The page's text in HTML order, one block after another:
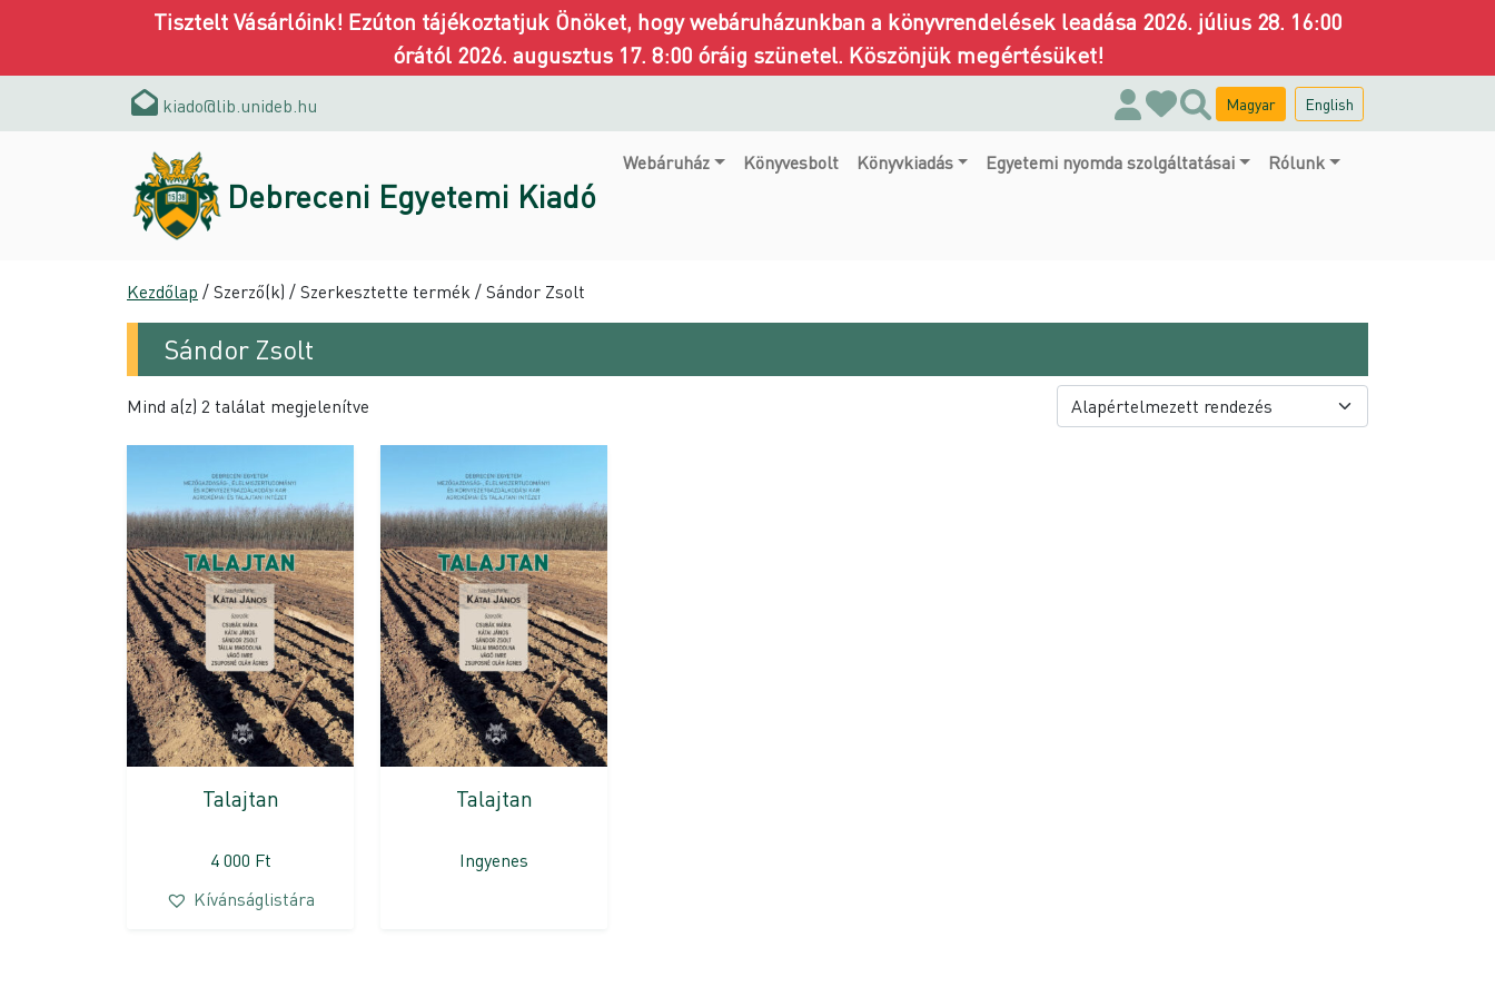
Tisztelt Vásárlóink! Ezúton tájékoztatjuk Önöket, hogy webáruházunkban a könyvrendelések leadása 2026. július 28. 16:00
órától 2026. augusztus 17. 8:00 óráig szünetel. Köszönjük megértésüket!
kiado@lib.unideb.hu Magyar English
Debreceni Egyetemi Kiadó
Webáruház Könyvesbolt Könyvkiadás Egyetemi nyomda szolgáltatásai Rólunk
Kezdőlap / Szerző(k) / Szerkesztette termék / Sándor Zsolt
Sándor Zsolt
Mind a(z) 2 találat megjelenítve
Talajtan
4 000 Ft
Kívánságlistára
Talajtan
Ingyenes